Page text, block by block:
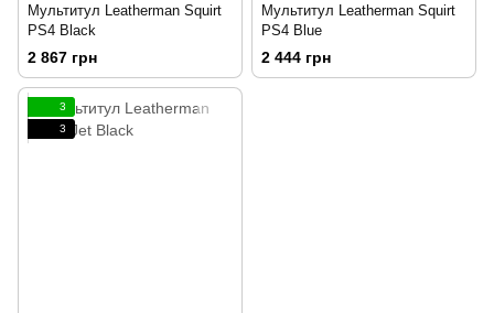
Мультитул Leatherman Squirt
PS4 Black
2 867 грн
Мультитул Leatherman Squirt
PS4 Blue
2 444 грн
3
3